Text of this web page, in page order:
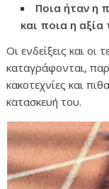
Ποια ήταν η
και ποια η
Οι ενδείξεις και οι
καταγράφονται,
κακοτεχνίες και
κατασκευή του.